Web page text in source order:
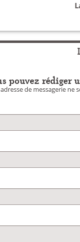
pouvez rédiger
de messagerie ne